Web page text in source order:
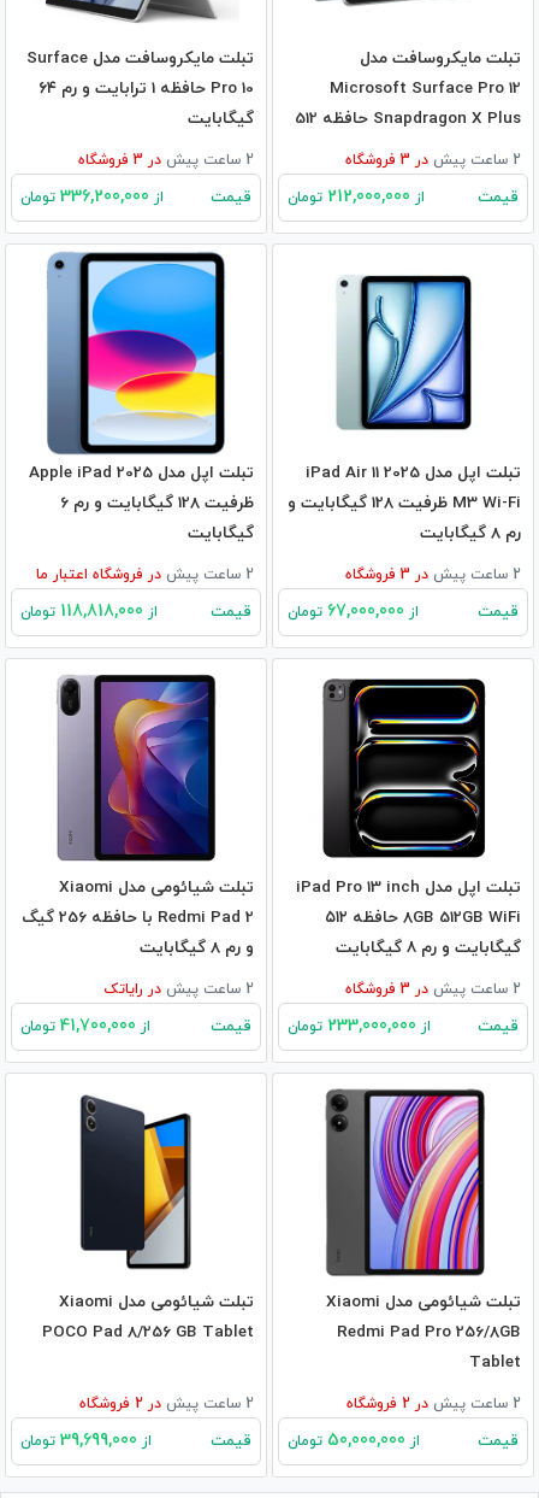
تبلت مایکروسافت مدل
Microsoft Surface Pro 12
Snapdragon X Plus حافظه 512
گیگابایت و 16 گیگابایت رم2 ساعت پیش در فروشگاه
قیمت از تومان
تبلت مایکروسافت مدل Surface
Pro 10 حافظه 1 ترابایت و رم ۶۴
گیگابایت
2 ساعت پیش در فروشگاه
قیمت از تومان
تبلت اپل مدل iPad Air 11 2025
M3 Wi-Fi ظرفیت 128 گیگابایت و
رم 8 گیگابایت
2 ساعت پیش در فروشگاه
قیمت از تومان
تبلت اپل مدل Apple iPad 2025
ظرفیت 128 گیگابایت و رم 6
گیگابایت
2 ساعت پیش در فروشگاه اعتبار ما
قیمت از تومان
تبلت اپل مدل iPad Pro 13 inch
8GB 512GB WiFi حافظه ۵۱۲
گیگابایت و رم ۸ گیگابایت
2 ساعت پیش در فروشگاه
قیمت از تومان
تبلت شیائومی مدل Xiaomi
Redmi Pad 2 با حافظه 256 گیگ
و رم 8 گیگابایت
2 ساعت پیش در رایاتک
قیمت از تومان
تبلت شیائومی مدل Xiaomi
Redmi Pad Pro 256/8GB
Tablet
2 ساعت پیش در فروشگاه
قیمت از تومان
تبلت شیائومی مدل Xiaomi
POCO Pad 8/256 GB Tablet
2 ساعت پیش در فروشگاه
قیمت از تومان